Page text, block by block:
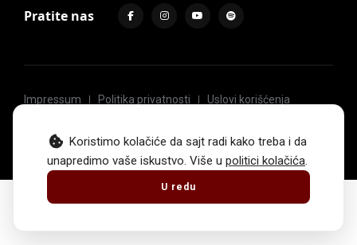
Koristimo kolačiće da sajt radi kako treba i da
unapredimo vaše iskustvo. Više u politici kolačića.
U redu
Pratite nas
Impressum Politika privatnosti
Uslovi korišćenja